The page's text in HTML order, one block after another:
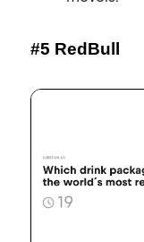
#5 RedBull